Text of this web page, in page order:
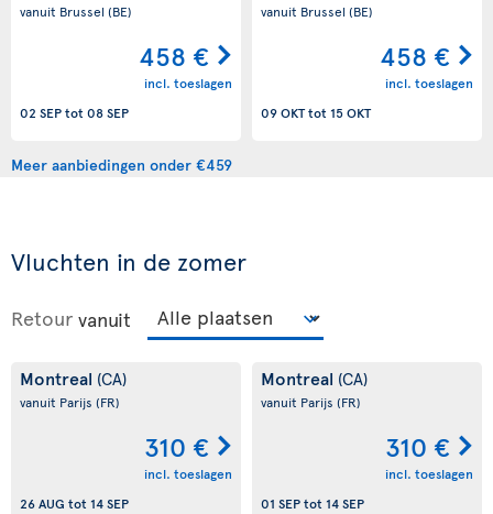
vanuit Brussel(BE)
458 €
incl. toeslagen
02 SEPtot 08 SEP
vanuit Brussel(BE)
458 €
incl. toeslagen
09 OKTtot 15 OKT
Meer aanbiedingen onder €459
Vluchten in de zomer
Retour vanuit
Montreal (CA)
vanuit Parijs (FR)
310 €
incl. toeslagen
26 AUG tot 14 SEP
Montreal (CA)
vanuit Parijs (FR)
310 €
incl. toeslagen
01 SEPtot 14 SEP